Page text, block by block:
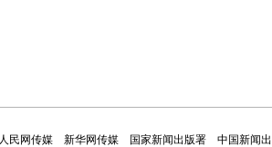
人民网传媒 新华网传媒 国家新闻出版署
中国新闻